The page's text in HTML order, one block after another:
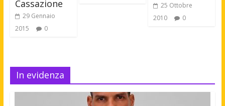
29 Gennaio
2015
0
25 Ottobre
2010
0
In evidenza